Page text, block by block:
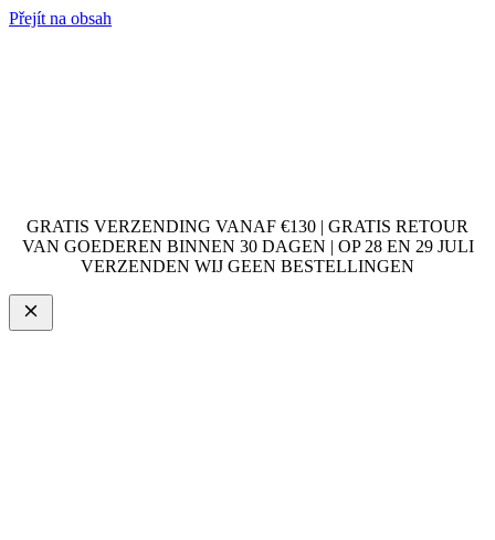
Přejít na obsah
GRATIS VERZENDING VANAF €130 | GRATIS RETOUR
VAN GOEDEREN BINNEN 30 DAGEN | OP 28 EN 29 JULI
VERZENDEN WIJ GEEN BESTELLINGEN